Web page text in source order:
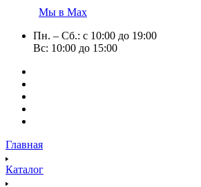
Мы в Max
Пн. – Сб.: с 10:00 до 19:00
Вс: 10:00 до 15:00
Главная
Каталог